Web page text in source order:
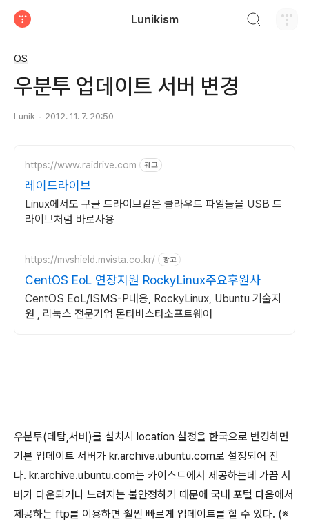
Lunikism
OS
우분투 업데이트 서버 변경
Lunik 2012. 11. 7. 20:50
https://www.raidrive.com 광고
레이드라이브
Linux에서도 구글 드라이브같은 클라우드 파일들을 USB 드
라이브처럼 바로사용
https://mvshield.mvista.co.kr/ 광고
CentOS EoL 연장지원 RockyLinux주요후원사
CentOS EoL/ISMS-P대응, RockyLinux, Ubuntu 기술지
원 , 리눅스 전문기업 몬타비스타소프트웨어
우분투(데탑,서버)를 설치시 location 설정을 한국으로 변경하면
기본 업데이트 서버가 kr.archive.ubuntu.com로 설정되어 진
다. kr.archive.ubuntu.com는 카이스트에서 제공하는데 가끔 서
버가 다운되거나 느려지는 불안정하기 때문에 국내 포털 다음에서
제공하는 ftp를 이용하면 훨씬 빠르게 업데이트를 할 수 있다. (※